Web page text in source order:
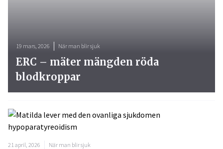
21 april, 2026 När man blir sjuk
19 mars, 2026 När man blir sjuk
ERC – mäter mängden röda
blodkroppar